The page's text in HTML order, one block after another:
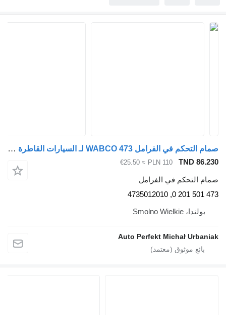
صمام التحكم في الفرامل WABCO 473 لـ السيارات القاطرة MAN g, g90, l2000, m2000l, m90, f90
TND
PLN 110
≈ €25.50
التحكم في الفرامل
473 501 201 0,
بولندا، Smolno Wielkie
Auto Perfekt Michał